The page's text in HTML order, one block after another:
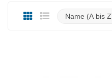
Name (A bis